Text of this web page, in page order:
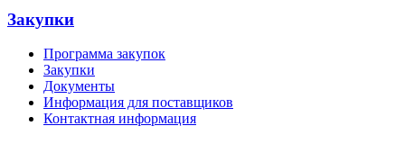
Закупки
Программа закупок
Закупки
Документы
Информация для поставщиков
Контактная информация